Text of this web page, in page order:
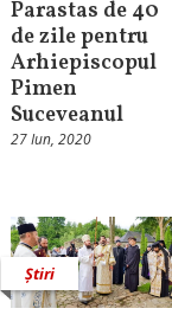
Parastas de 40
de zile pentru
Arhiepiscopul
Pimen
Suceveanul
27 Iun, 2020
Știri